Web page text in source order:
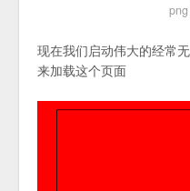
现在我们启动伟大的经常
来加载这个页面